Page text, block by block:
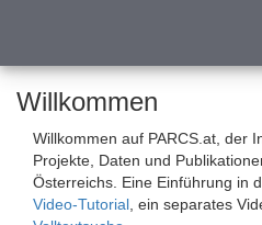
Willkommen
Willkommen auf PARCS.at, der
Projekte, Daten und
Österreichs. Eine Einführung in
Video-Tutorial , ein separates